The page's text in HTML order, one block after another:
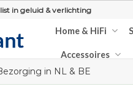
in geluid & verlichting
Home & HiFi
Accessoires
in NL & BE